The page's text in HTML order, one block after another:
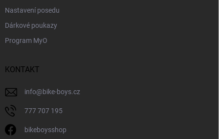
Nastavení posedu
Dárkové poukazy
Program MyO
KONTAKT
info@bike-boys.cz
777 707 195
bikeboysshop